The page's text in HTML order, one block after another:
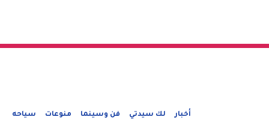
أخبار لك سيدتي فن وسينما منوعات سياحه